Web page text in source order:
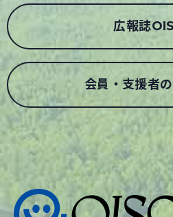
広報誌
会員・支援者